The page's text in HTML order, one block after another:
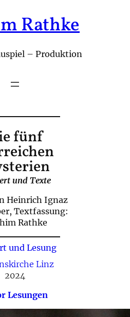
Rathke
– Produktion
fünf
und Texte
Heinrich Ignaz
Textfassung:
Rathke
und Lesung
Linz
2024
Lesungen